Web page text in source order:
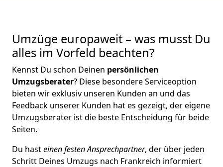
Umzüge europaweit – was musst Du
alles im Vorfeld beachten?
Kennst Du schon Deinen persönlichen
Umzugsberater? Diese besondere Serviceoption
bieten wir exklusiv unseren Kunden an und das
Feedback unserer Kunden hat es gezeigt, der eigene
Umzugsberater ist die beste Entscheidung für beide
Seiten.
Du hasteinen festen Ansprechpartner, der über jeden
Schritt Deines Umzugs nach Frankreich informiert